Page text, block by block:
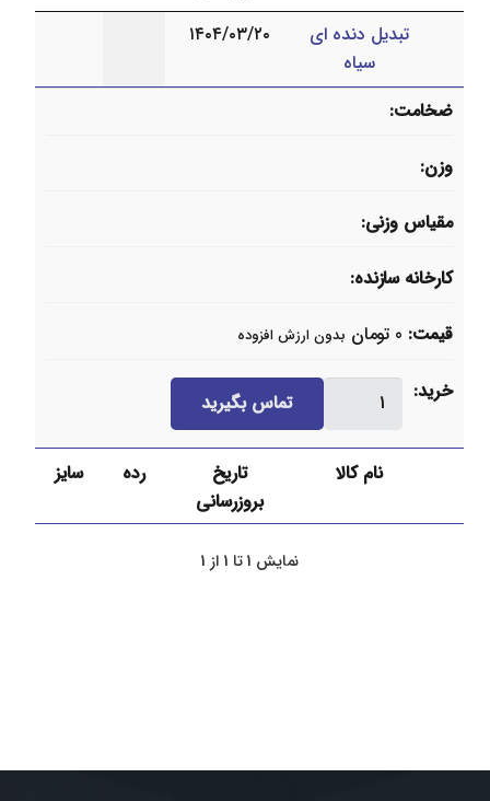
نام کالا
تاریخ
بروزرسانی
رده سایز
تبدیل دنده ای
سیاه
۱۴۰۴/۰۳/۲۰
ضخامت
وزن
مقیاس وزنی
کارخانه سازنده
قیمت 0 تومان بدون ارزش افزوده
خرید
تبدیل
ای
سیاه
تماس بگیرید
نمایش 1 تا 1 از 1